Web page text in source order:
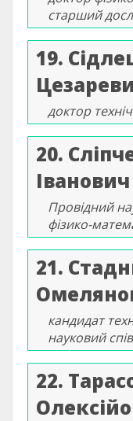
старший
19.
доктор
20.
Іванович
Провідний
фізико-
21.
кандидат
науковий
22.